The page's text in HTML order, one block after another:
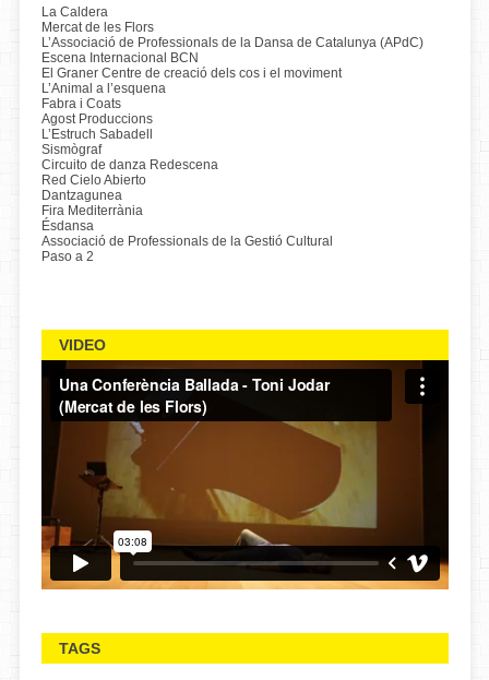
La Caldera
Mercat de les Flors
L’Associació de Professionals de la Dansa de Catalunya (APdC)
Escena Internacional BCN
El Graner Centre de creació dels cos i el moviment
L’Animal a l’esquena
Fabra i Coats
Agost Produccions
L’Estruch Sabadell
Sismògraf
Circuito de danza Redescena
Red Cielo Abierto
Dantzagunea
Fira Mediterrània
Ésdansa
Associació de Professionals de la Gestió Cultural
Paso a 2
VIDEO
TAGS